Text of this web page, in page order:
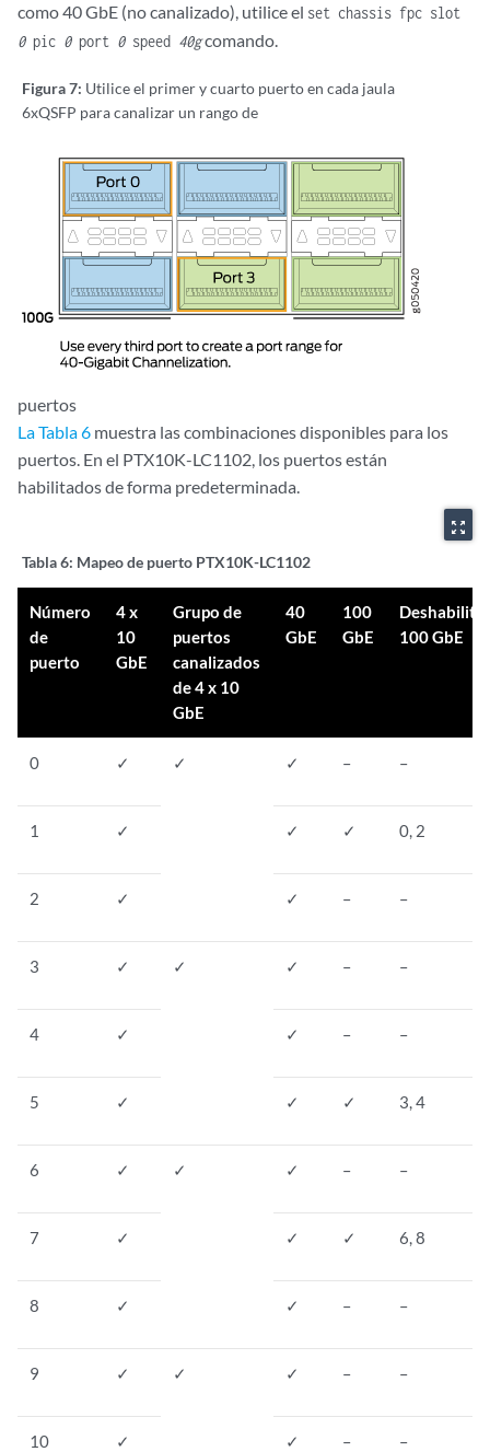
como 40 GbE (no canalizado), utilice el set chassis fpc slot
0pic 0port 0speed 40gcomando.
Figura 7: Utilice el primer y cuarto puerto en cada jaula
6xQSFP para canalizar un rango de
puertos
La Tabla 6 muestra las combinaciones disponibles para los
puertos. En el PTX10K-LC1102, los puertos están
habilitados de forma predeterminada.
zoom_out_map
Tabla 6: Mapeo de puerto PTX10K-LC1102
Número
de
puerto
4 x
10
GbE
Grupo de
puertos
canalizados
de 4 x 10
GbE
40
GbE
100
GbE
Deshabilita
100 GbE
0 ✓ ✓ ✓ – –
1 ✓ ✓ ✓ 0, 2
2 ✓ ✓ – –
3 ✓ ✓ ✓ – –
4 ✓ ✓ – –
5 ✓ ✓ ✓ 3, 4
6 ✓ ✓ ✓ – –
7 ✓ ✓ ✓ 6, 8
8 ✓ ✓ – –
9 ✓ ✓ ✓ – –
10 ✓ ✓ – –